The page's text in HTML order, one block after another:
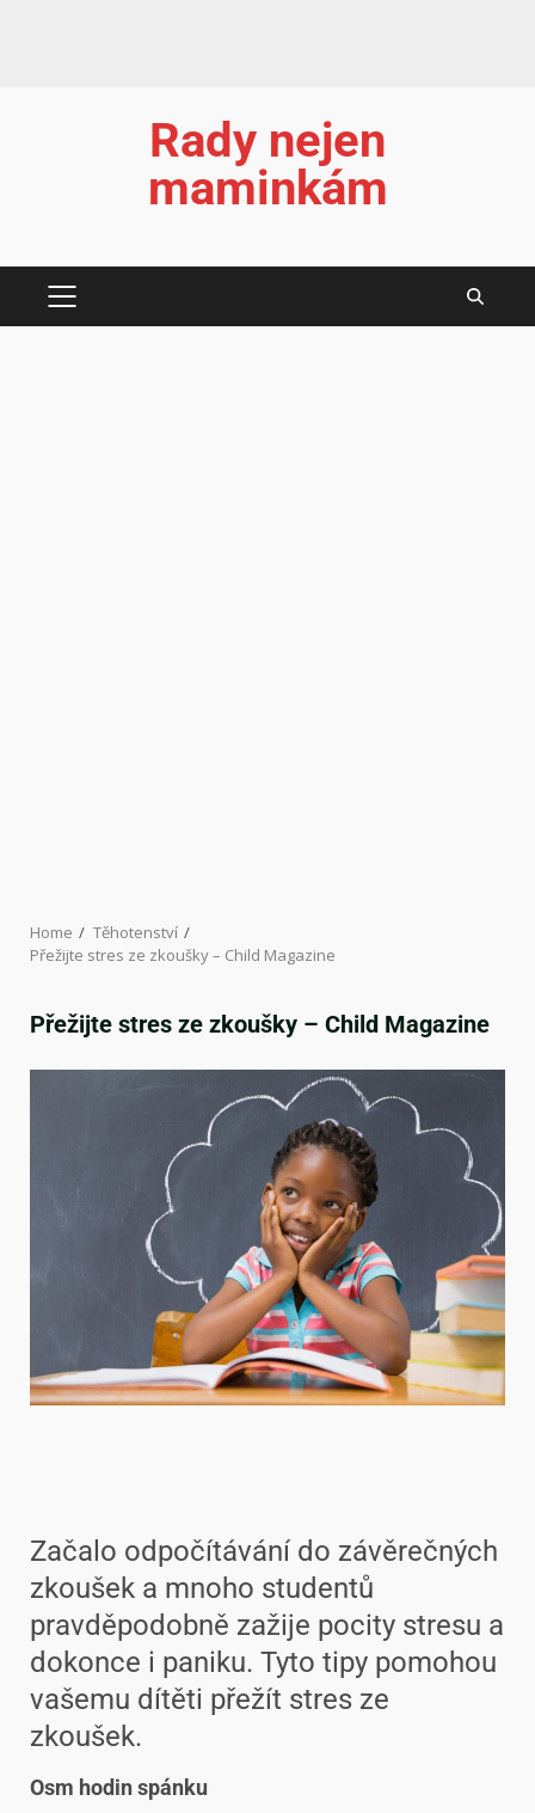
Rady nejen
maminkám
Home
Těhotenství
Přežijte stres ze zkoušky – Child Magazine
Přežijte stres ze zkoušky – Child Magazine
Začalo odpočítávání do závěrečných
zkoušek a mnoho studentů
pravděpodobně zažije pocity stresu a
dokonce i paniku. Tyto tipy pomohou
vašemu dítěti přežít stres ze
zkoušek.
Osm hodin spánku